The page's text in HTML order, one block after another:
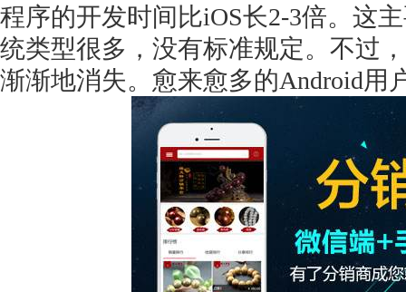
程序的开发时间比iOS长2-3倍。这
统类型很多，没有标准规定。不过
渐渐地消失。愈来愈多的Android用
获得产品报价方案
1万个想法不如1次的方案落地
扫码添加[商务总监]沟通方案